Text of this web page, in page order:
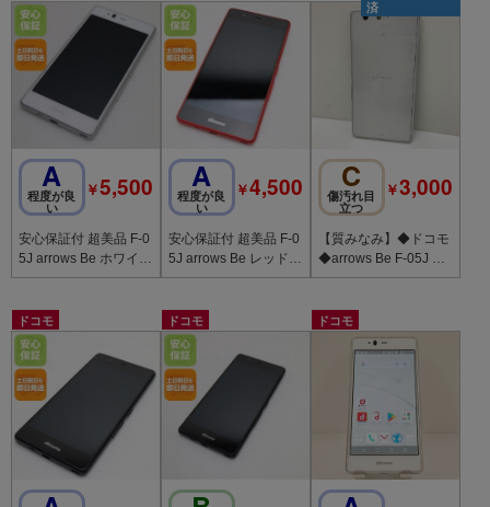
A
程度が良
い
￥5,500
安心保証付 超美品 F-0
5J arrows Be ホワイト
白ロム 中古本体
A
程度が良
い
￥4,500
安心保証付 超美品 F-0
5J arrows Be レッド
白ロム 中古本体
済
C
傷汚れ目
立つ
￥3,000
【質みなみ】◆ドコモ
◆arrows Be F-05J ホ
ワイト
ドコモ ドコモ ドコモ